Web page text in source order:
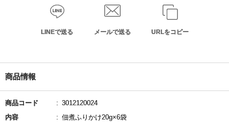
LINEで送る メールで送る URLをコピー
商品情報
商品コード
3012120024
内容
佃煮ふりかけ20g×6袋